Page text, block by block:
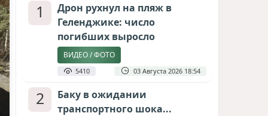
1
Дрон рухнул на пляж в
Геленджике: число
погибших выросло
ВИДЕО / ФОТО
5410 03 Августа 2026 18:54
2
Баку в ожидании
транспортного шока...